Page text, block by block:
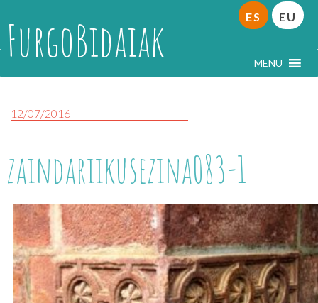
FurgoBidaiak MENU
ES EU
12/07/2016
zaindariikusezina083-1